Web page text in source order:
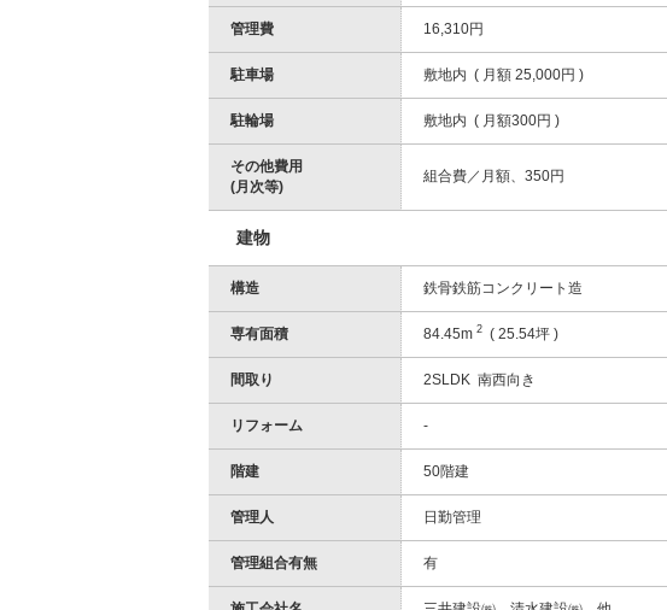
管理費 16,310円
駐車場 敷地内 ( 月額 25,000円 )
駐輪場 敷地内 ( 月額300円 )
その他費用
(月次等)
組合費／月額、350円
建物
構造 鉄骨鉄筋コンクリート造
専有面積 84.45m 2 ( 25.54坪 )
間取り 2SLDK 南西向き
リフォーム -
階建 50階建
管理人 日勤管理
管理組合有無 有